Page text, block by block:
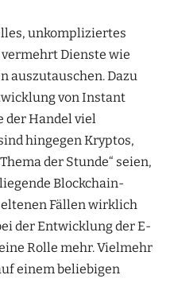
unkompliziertes
Dienste wie
auszutauschen. Dazu
von Instant
der Handel viel
hingegen Kryptos,
der Stunde“ seien,
Blockchain-
Fällen wirklich
der Entwicklung der E-
Rolle mehr. Vielmehr
einem beliebigen